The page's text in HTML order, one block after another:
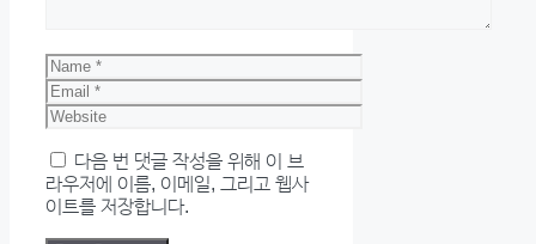
Name
Email
Website
다음 번 댓글 작성을 위해 이 브
라우저에 이름, 이메일, 그리고 웹사
이트를 저장합니다.